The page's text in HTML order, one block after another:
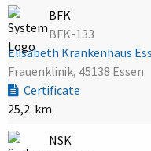
BFK
BFK-133
Elisabeth Krankenhaus
Frauenklinik, 45138 Essen
Certificate
25,2 km
NSK